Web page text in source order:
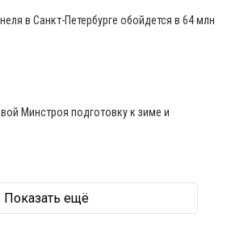
в Санкт-Петербурге обойдется в 64 млн
Минстроя подготовку к зиме и
Показать ещё